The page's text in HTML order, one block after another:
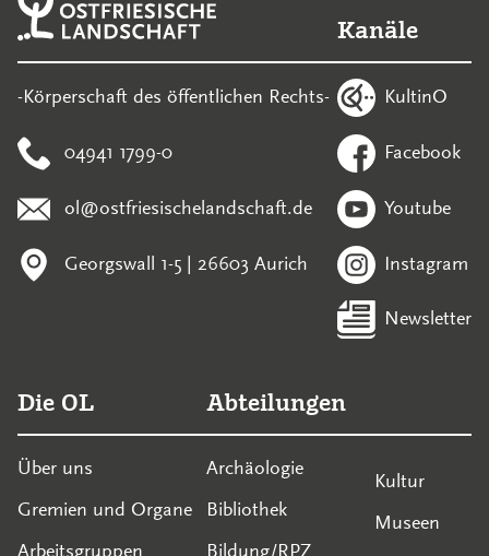
-Körperschaft des öffentlichen Rechts-
04941 1799-0
ol@ostfriesischelandschaft.de
Georgswall 1-5 | 26603 Aurich
Kanäle
KultinO
Facebook
Youtube
Instagram
Newsletter
Die OL
Über uns
Gremien und Organe
Arbeitsgruppen
Abteilungen
Archäologie
Bibliothek
Bildung/RPZ
Kultur
Museen